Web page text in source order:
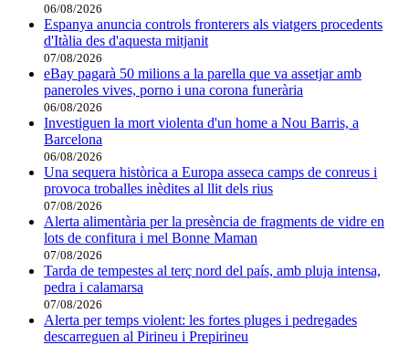
06/08/2026
Espanya anuncia controls fronterers als viatgers procedents
d'Itàlia des d'aquesta mitjanit
07/08/2026
eBay pagarà 50 milions a la parella que va assetjar amb
paneroles vives, porno i una corona funerària
06/08/2026
Investiguen la mort violenta d'un home a Nou Barris, a
Barcelona
06/08/2026
Una sequera històrica a Europa asseca camps de conreus i
provoca troballes inèdites al llit dels rius
07/08/2026
Alerta alimentària per la presència de fragments de vidre en
lots de confitura i mel Bonne Maman
07/08/2026
Tarda de tempestes al terç nord del país, amb pluja intensa,
pedra i calamarsa
07/08/2026
Alerta per temps violent: les fortes pluges i pedregades
descarreguen al Pirineu i Prepirineu